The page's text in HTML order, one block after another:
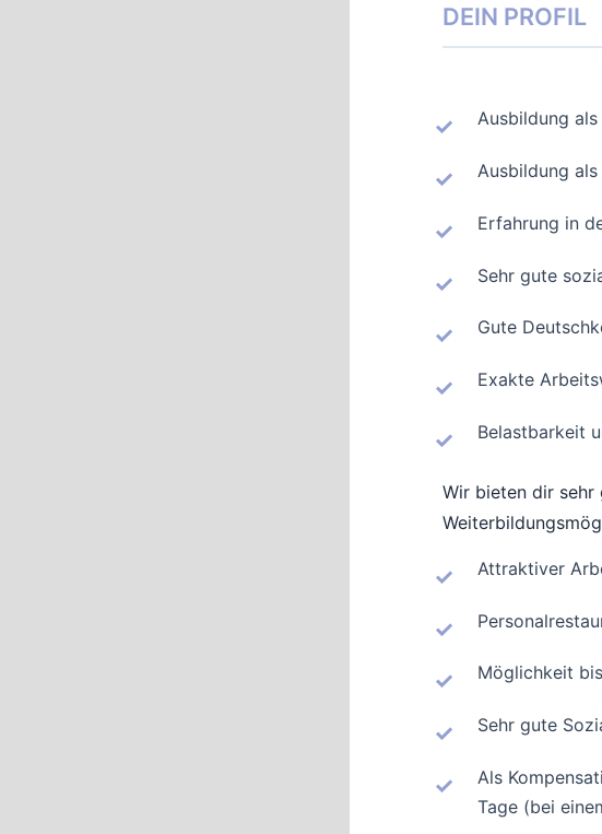
DEIN PROFIL
Ausbildung
Ausbildung
Erfahrung in
Sehr gute
Gute
Exakte
Belastbarkeit
Wir bieten dir sehr
Attraktiver
Möglichkeit
Sehr gute
Als
Tage (bei